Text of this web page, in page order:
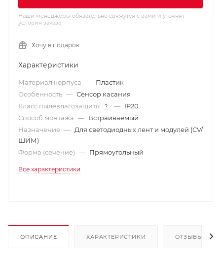
Наши менеджеры обязательно свяжутся с вами и уточнят
условия заказа
Хочу в подарок
Характеристики
Материал корпуса — Пластик
Особенность — Сенсор касания
Класс пылевлагозащиты
? — IP20
Способ монтажа — Встраиваемый
Назначение — Для светодиодных лент и модулей (CV/
ШИМ)
Форма (сечение) — Прямоугольный
Все характеристики
ОПИСАНИЕ ХАРАКТЕРИСТИКИ ОТЗЫВЫ